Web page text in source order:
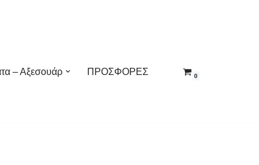
– Αξεσουάρ ΠΡΟΣΦΟΡΕΣ 0